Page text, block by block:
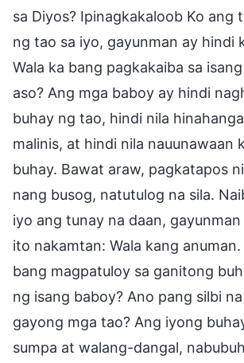
sa Diyos? Ipinagkakaloob Ko ang
ng tao sa iyo, gayunman ay hindi
Wala ka bang pagkakaiba sa
aso? Ang mga baboy ay hindi
buhay ng tao, hindi nila
malinis, at hindi nila nauunawaan
buhay. Bawat araw, pagkatapos
nang busog, natutulog na sila.
iyo ang tunay na daan,
ito nakamtan: Wala kang anuman.
bang magpatuloy sa ganitong
ng isang baboy? Ano pang silbi
gayong mga tao? Ang iyong
sumpa at walang-dangal,